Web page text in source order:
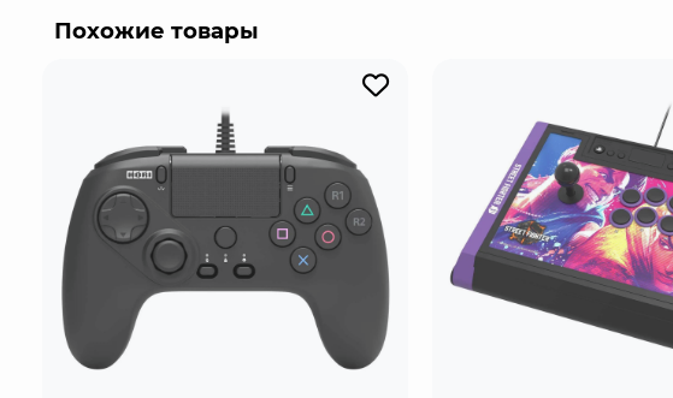
Похожие товары